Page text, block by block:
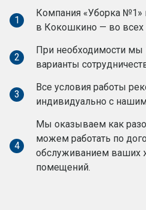
1
Компания «Уборка №1»
в Кокошкино — во всех
2
При необходимости мы
варианты
3
Все условия работы
индивидуально с
4
Мы оказываем как
можем работать по
обслуживанием ваших
помещений.